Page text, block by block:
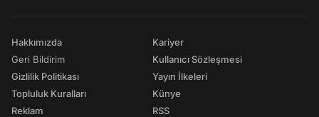
Hakkımızda
Geri Bildirim
Gizlilik Politikası
Topluluk Kuralları
Reklam
Kariyer
Kullanıcı Sözleşmesi
Yayın İlkeleri
Künye
RSS